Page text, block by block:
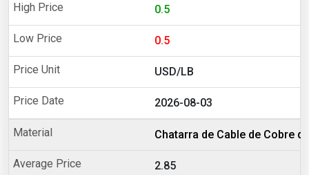
0.5
0.5
USD/LB
2026-08-03
Chatarra de Cable de Cobre
2.85